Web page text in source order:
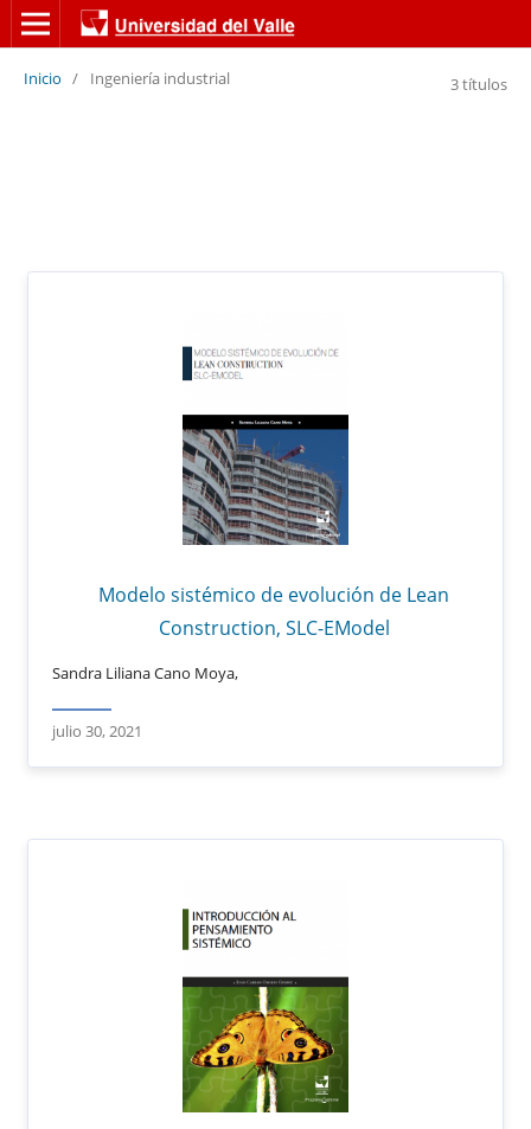
Inicio / Ingeniería industrial 3 títulos
Modelo sistémico de evolución de Lean
Construction, SLC-EModel
Sandra Liliana Cano Moya,
julio 30, 2021